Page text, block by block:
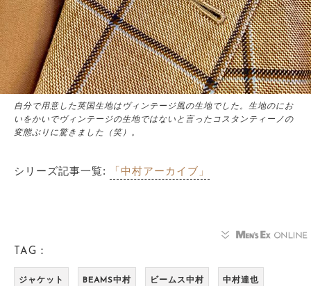
自分で用意した英国生地はヴィンテージ風の生地でした。生地のにお
いをかいでヴィンテージの生地ではないと言ったコスタンティーノの
変態ぶりに驚きました（笑）。
シリーズ記事一覧: 「中村アーカイブ」
TAG：
ジャケット BEAMS中村 ビームス中村 中村達也